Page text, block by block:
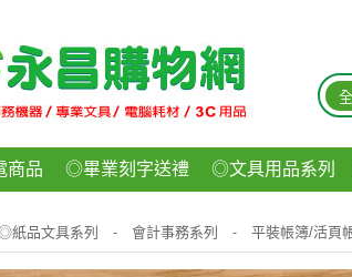
商品 ◎畢業刻字送禮 ◎文具用品系列
/樂器 ◎客製化禮贈品 ◎食品/零食/飲料
紙品文具系列 - 會計事務系列 - 平裝帳簿/活頁